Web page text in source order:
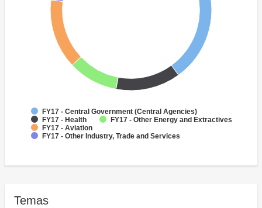
FY17 - Central Government (Central Agencies)
FY17 - Health
FY17 - Other Energy and Extractives
FY17 - Aviation
FY17 - Other Industry, Trade and Services
Temas